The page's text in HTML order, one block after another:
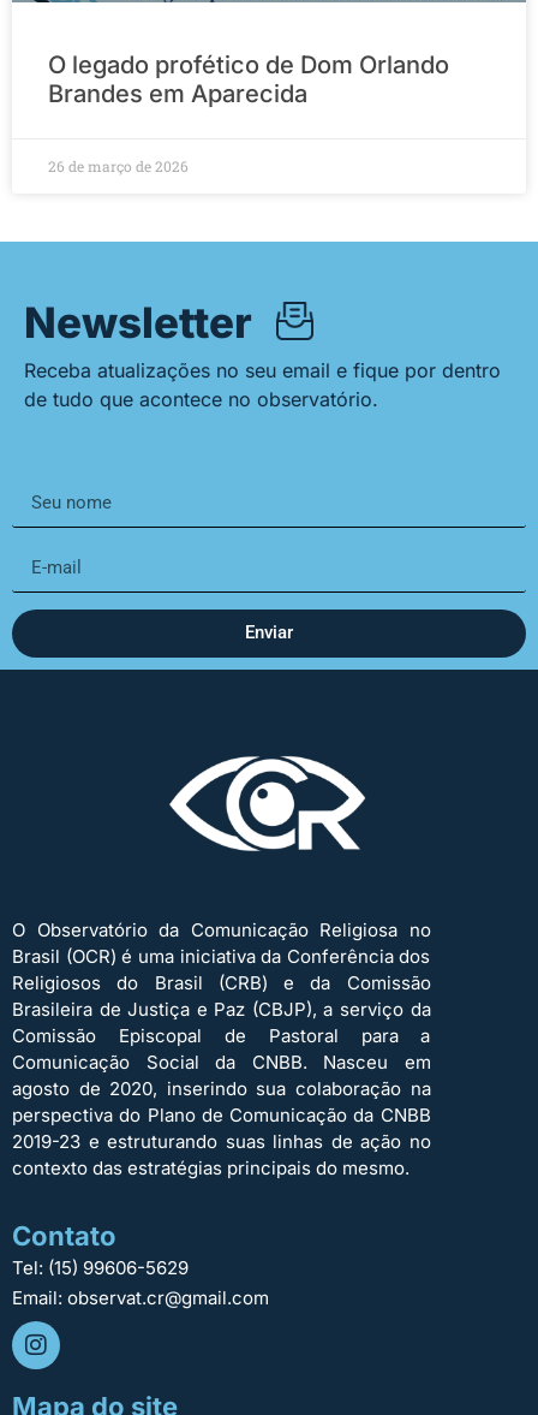
O legado profético de Dom Orlando
Brandes em Aparecida
26 de março de 2026
Newsletter
Receba atualizações no seu email e fique por dentro
de tudo que acontece no observatório.
Enviar
O Observatório da Comunicação Religiosa no
Brasil (OCR) é uma iniciativa da Conferência dos
Religiosos do Brasil (CRB) e da Comissão
Brasileira de Justiça e Paz (CBJP), a serviço da
Comissão Episcopal de Pastoral para a
Comunicação Social da CNBB. Nasceu em
agosto de 2020, inserindo sua colaboração na
perspectiva do Plano de Comunicação da CNBB
2019-23 e estruturando suas linhas de ação no
contexto das estratégias principais do mesmo.
Contato
Tel: (15) 99606-5629
Email: observat.cr@gmail.com
Mapa do site